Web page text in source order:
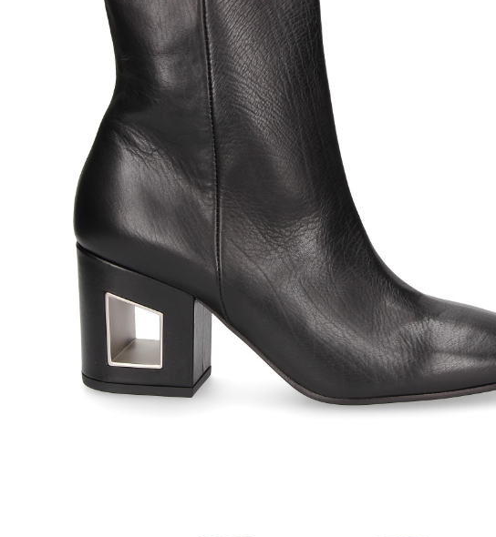
VIC MATIE
BOTIN SERRAJE MOKA
350 D.BROWN
399,00€ VIC MATIE
BOTIN CORDON NYLON
MOKA 351 COFFEE